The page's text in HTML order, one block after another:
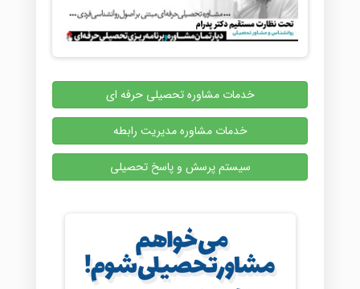
خدمات مشاوره تحصیلی حرفه ای
خدمات مشاوره مدیریت رابطه
سیستم پرسش و پاسخ تحصیلی